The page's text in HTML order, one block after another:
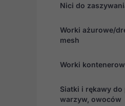
Nici do
Worki ażurowe/
mesh
Worki
Siatki i rękawy do
warzyw, owoców